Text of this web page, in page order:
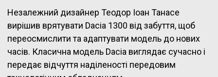
Незалежний дизайнер Теодор Іоан Танасе
вирішив врятувати Dacia 1300 від забуття, щоб
переосмислити та адаптувати модель до нових
часів. Класична модель Dacia виглядає сучасно і
передає відчуття наділеності передовим